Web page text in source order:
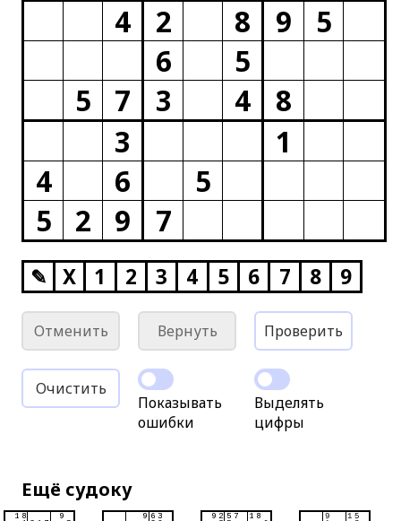
4
2 8 9
5
6
5
5
7 3 4
8
3
1
4
6
5
5
2 9 7
✎ X 1 2 3 4 5 6 7 8 9
Отменить Вернуть Проверить
Очистить
Показывать
ошибки
Выделять
цифры
Ещё судоку